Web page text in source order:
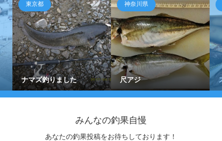
東京都
ナマズ釣りました
神奈川県
尺アジ
みんなの釣果自慢
あなたの釣果投稿をお待ちしております！